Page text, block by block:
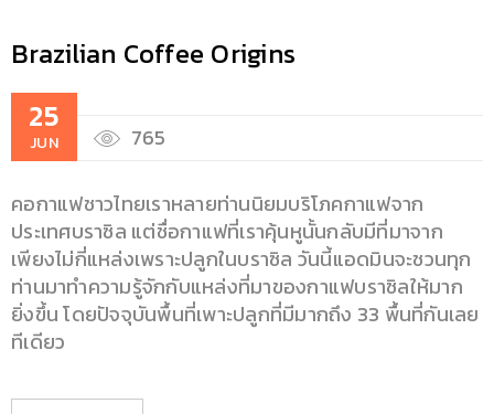
Brazilian Coffee Origins
25
JUN 765
คอกาแฟชาวไทยเราหลายท่านนิยมบริโภคกาแฟจาก
ประเทศบราซิล แต่ชื่อกาแฟที่เราคุ้นหูนั้นกลับมีที่มาจาก
เพียงไม่กี่แหล่งเพราะปลูกในบราซิล วันนี้แอดมินจะชวนทุก
ท่านมาทำความรู้จักกับแหล่งที่มาของกาแฟบราซิลให้มาก
ยิ่งขึ้น โดยปัจจุบันพื้นที่เพาะปลูกที่มีมากถึง 33 พื้นที่กันเลย
ทีเดียว